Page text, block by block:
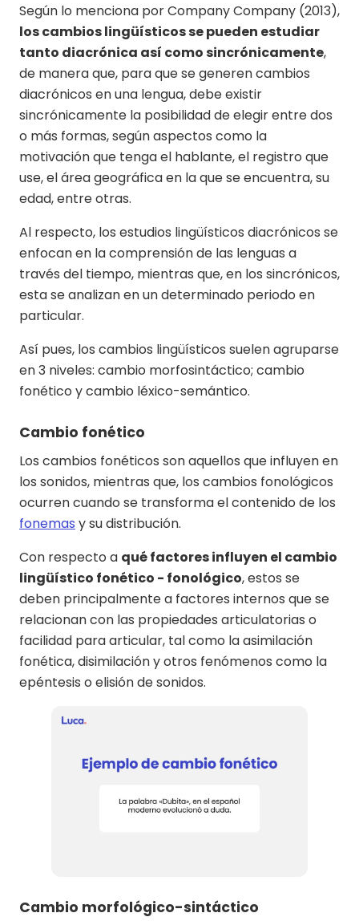
Según lo menciona por Company Company (2013),
los cambios lingüísticos se pueden estudiar
tanto diacrónica así como sincrónicamente,
de manera que, para que se generen cambios
diacrónicos en una lengua, debe existir
sincrónicamente la posibilidad de elegir entre dos
o más formas, según aspectos como la
motivación que tenga el hablante, el registro que
use, el área geográfica en la que se encuentra, su
edad, entre otras.
Al respecto, los estudios lingüísticos diacrónicos se
enfocan en la comprensión de las lenguas a
través del tiempo, mientras que, en los sincrónicos,
esta se analizan en un determinado periodo en
particular.
Así pues, los cambios lingüísticos suelen agruparse
en 3 niveles: cambio morfosintáctico; cambio
fonético y cambio léxico-semántico.
Cambio fonético
Los cambios fonéticos son aquellos que influyen en
los sonidos, mientras que, los cambios fonológicos
ocurren cuando se transforma el contenido de los
fonemas y su distribución.
Con respecto a qué factores influyen el cambio
lingüístico fonético - fonológico, estos se
deben principalmente a factores internos que se
relacionan con las propiedades articulatorias o
facilidad para articular, tal como la asimilación
fonética, disimilación y otros fenómenos como la
epéntesis o elisión de sonidos.
Cambio morfológico-sintáctico